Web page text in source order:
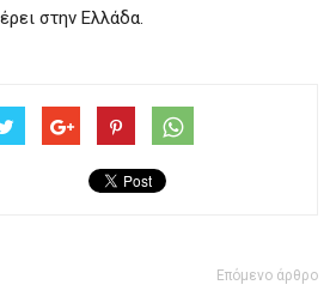
στην Ελλάδα.
Επόμενο άρθρο